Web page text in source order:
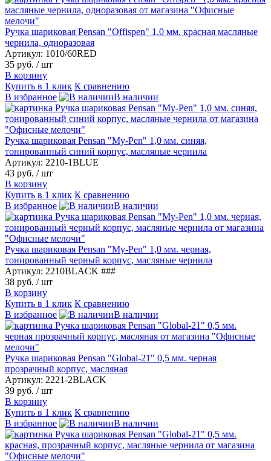
Ручка шариковая Pensan "Offispen" 1,0 мм. красная масляные
чернила, одноразовая
Артикул: 1010/60RED
35 руб. / шт
В корзину
Купить в 1 клик К сравнению
В избранное
В наличии
Ручка шариковая Pensan "My-Pen" 1,0 мм. синяя,
тонированный синий корпус, масляные чернила
Артикул: 2210-1BLUE
43 руб. / шт
В корзину
Купить в 1 клик К сравнению
В избранное
В наличии
Ручка шариковая Pensan "My-Pen" 1,0 мм. черная,
тонированный черный корпус, масляные чернила
Артикул: 2210BLACK ###
38 руб. / шт
В корзину
Купить в 1 клик К сравнению
В избранное
В наличии
Ручка шариковая Pensan "Global-21" 0,5 мм. черная
прозрачный корпус, масляная
Артикул: 2221-2BLACK
39 руб. / шт
В корзину
Купить в 1 клик К сравнению
В избранное
В наличии